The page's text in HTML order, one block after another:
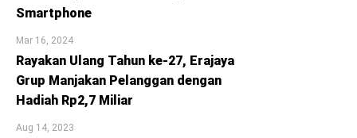
Smartphone
Mar 16, 2024
Rayakan Ulang Tahun ke-27, Erajaya
Grup Manjakan Pelanggan dengan
Hadiah Rp2,7 Miliar
Aug 14, 2023